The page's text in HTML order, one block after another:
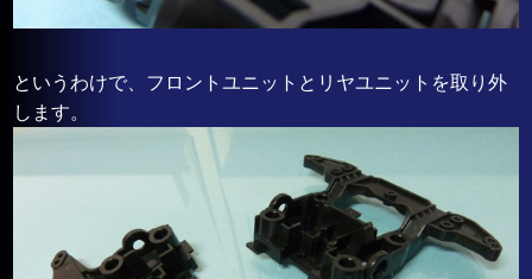
というわけで、フロントユニットとリヤユニットを取り外
します。